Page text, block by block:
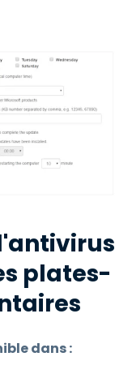
plates-
dans :